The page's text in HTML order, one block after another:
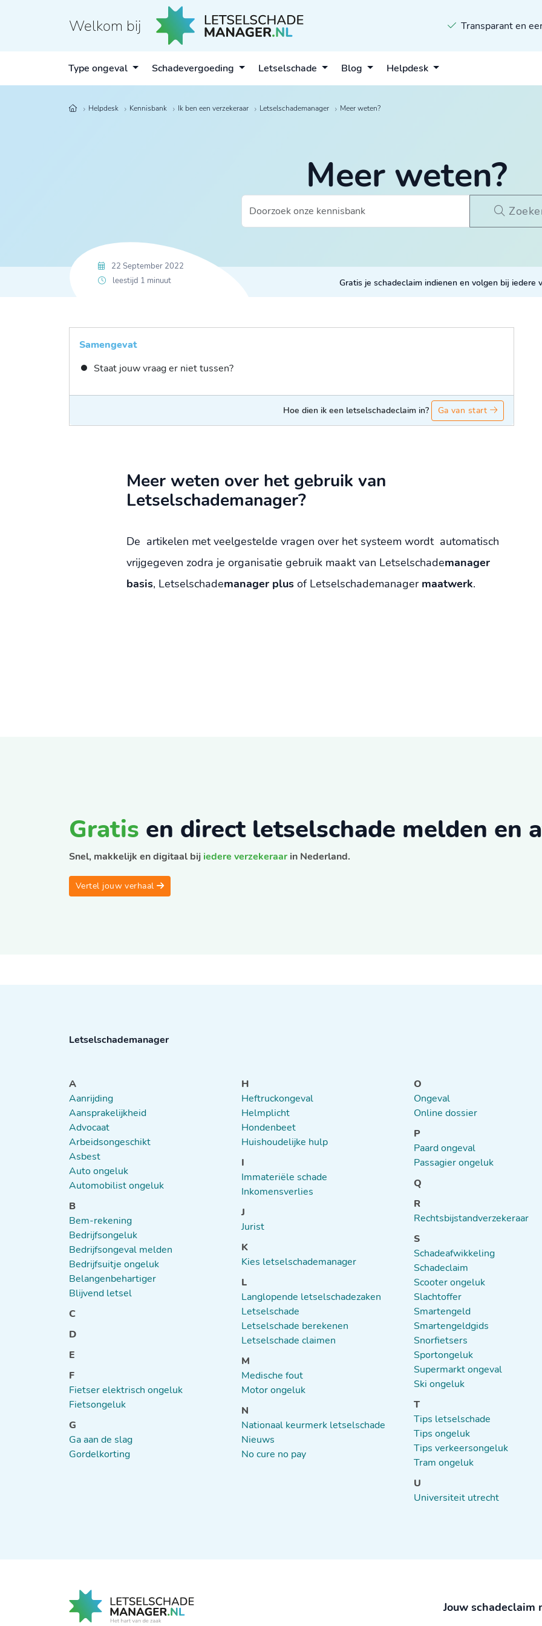
Welkom bij Transparant en
Type ongeval Schadevergoeding Letselschade Blog Helpdesk
Helpdesk Kennisbank Ik ben een verzekeraar Letselschademanager Meer weten?
Meer weten?
Gratis je schadeclaim indienen en volgen bij iedere
22 September 2022
leestijd 1 minuut
Samengevat
Staat jouw vraag er niet tussen?
Hoe dien ik een letselschadeclaim in? Ga van start
Meer weten over het gebruik van
Letselschademanager?
De artikelen met veelgestelde vragen over het systeem wordt automatisch
vrijgegeven zodra je organisatie gebruik maakt van Letselschademanager
basis, Letselschademanager plus of Letselschademanager maatwerk.
Gratis en direct letselschade melden en
Snel, makkelijk en digitaal bij iedere verzekeraar in Nederland.
Vertel jouw verhaal
Letselschademanager
A
Aanrijding
Aansprakelijkheid
Advocaat
Arbeidsongeschikt
Asbest
Auto ongeluk
Automobilist ongeluk
B
Bem-rekening
Bedrijfsongeluk
Bedrijfsongeval melden
Bedrijfsuitje ongeluk
Belangenbehartiger
Blijvend letsel
C
D
E
F
Fietser elektrisch ongeluk
Fietsongeluk
G
Ga aan de slag
Gordelkorting
H
Heftruckongeval
Helmplicht
Hondenbeet
Huishoudelijke hulp
I
Immateriële schade
Inkomensverlies
J
Jurist
K
Kies letselschademanager
L
Langlopende letselschadezaken
Letselschade
Letselschade berekenen
Letselschade claimen
M
Medische fout
Motor ongeluk
N
Nationaal keurmerk letselschade
Nieuws
No cure no pay
O
Ongeval
Online dossier
P
Paard ongeval
Passagier ongeluk
Q
R
Rechtsbijstandverzekeraar
S
Schadeafwikkeling
Schadeclaim
Scooter ongeluk
Slachtoffer
Smartengeld
Smartengeldgids
Snorfietsers
Sportongeluk
Supermarkt ongeval
Ski ongeluk
T
Tips letselschade
Tips ongeluk
Tips verkeersongeluk
Tram ongeluk
U
Universiteit utrecht
Jouw schadeclaim